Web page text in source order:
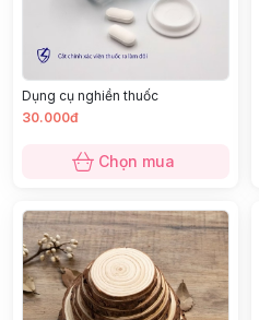
Dụng cụ nghiền thuốc
30.000đ
Chọn mua